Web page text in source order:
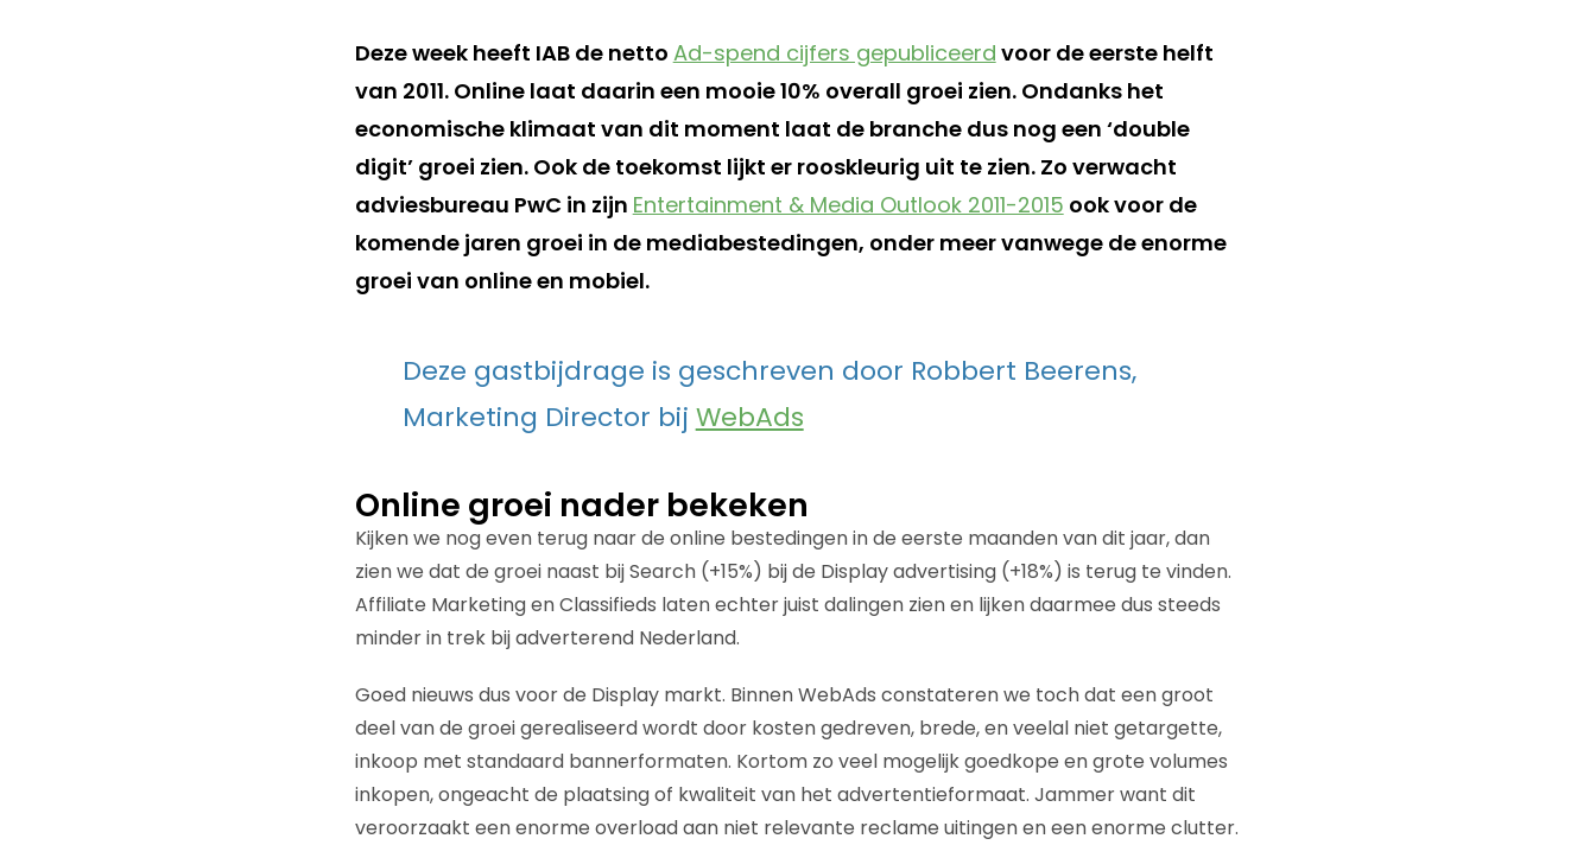
Deze week heeft IAB de netto Ad-spend cijfers gepubliceerd voor de eerste helft
van 2011. Online laat daarin een mooie 10% overall groei zien. Ondanks het
economische klimaat van dit moment laat de branche dus nog een ‘double
digit’ groei zien. Ook de toekomst lijkt er rooskleurig uit te zien. Zo verwacht
adviesbureau PwC in zijn Entertainment & Media Outlook 2011-2015 ook voor de
komende jaren groei in de mediabestedingen, onder meer vanwege de enorme
groei van online en mobiel.
Deze gastbijdrage is geschreven door Robbert Beerens,
Marketing Director bij WebAds
Online groei nader bekeken
Kijken we nog even terug naar de online bestedingen in de eerste maanden van dit jaar, dan
zien we dat de groei naast bij Search (+15%) bij de Display advertising (+18%) is terug te vinden.
Affiliate Marketing en Classifieds laten echter juist dalingen zien en lijken daarmee dus steeds
minder in trek bij adverterend Nederland.
Goed nieuws dus voor de Display markt. Binnen WebAds constateren we toch dat een groot
deel van de groei gerealiseerd wordt door kosten gedreven, brede, en veelal niet getargette,
inkoop met standaard bannerformaten. Kortom zo veel mogelijk goedkope en grote volumes
inkopen, ongeacht de plaatsing of kwaliteit van het advertentieformaat. Jammer want dit
veroorzaakt een enorme overload aan niet relevante reclame uitingen en een enorme clutter.